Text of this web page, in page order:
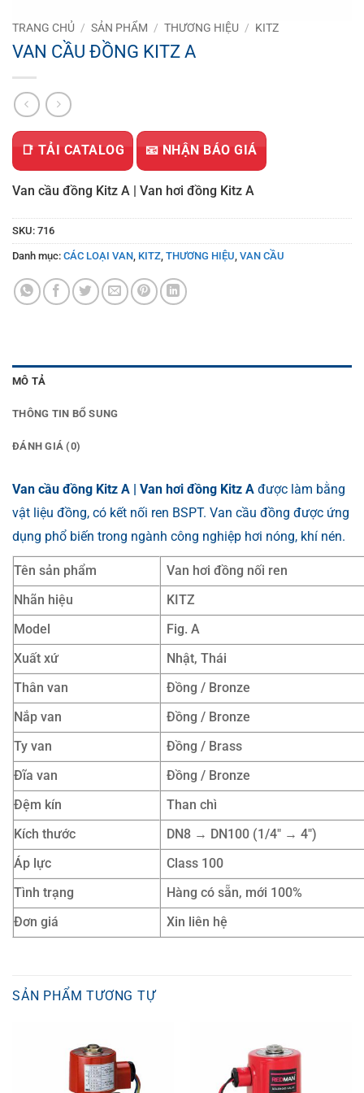
TRANG CHỦ / SẢN PHẨM / THƯƠNG HIỆU / KITZ
VAN CẦU ĐỒNG KITZ A
📑 TẢI CATALOG 📧 NHẬN BÁO GIÁ
Van cầu đồng Kitz A | Van hơi đồng Kitz A
SKU: 716
Danh mục: CÁC LOẠI VAN KITZ THƯƠNG HIỆU VAN CẦU
MÔ TẢ
THÔNG TIN BỔ SUNG
ĐÁNH GIÁ (0)
Van cầu đồng Kitz A | Van hơi đồng Kitz A được làm bằng
vật liệu đồng, có kết nối ren BSPT. Van cầu đồng được ứng
dụng phổ biến trong ngành công nghiệp hơi nóng, khí nén.
Tên sản phẩm
Van hơi đồng nối ren
Nhãn hiệu
KITZ
Model
Fig. A
Xuất xứ
Nhật, Thái
Thân van
Đồng / Bronze
Nắp van
Đồng / Bronze
Ty van
Đồng / Brass
Đĩa van
Đồng / Bronze
Đệm kín
Than chì
Kích thước
DN8 → DN100 (1/4″ → 4″)
Áp lực
Class 100
Tình trạng
Hàng có sẵn, mới 100%
Đơn giá
Xin liên hệ
SẢN PHẨM TƯƠNG TỰ